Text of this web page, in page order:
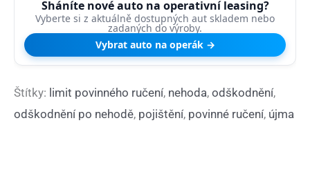
Sháníte nové auto na operativní leasing?
Vyberte si z aktuálně dostupných aut skladem nebo
zadaných do výroby.
Vybrat auto na operák →
Štítky: limit povinného ručení, nehoda, odškodnění,
odškodnění po nehodě, pojištění, povinné ručení, újma